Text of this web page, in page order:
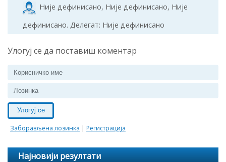
Није дефинисано, Није дефинисано, Није
дефинисано. Делегат: Није дефинисано
Улогуј се да поставиш коментар
Улогуј се
Заборављена лозинка | Регистрација
Најновији резултати